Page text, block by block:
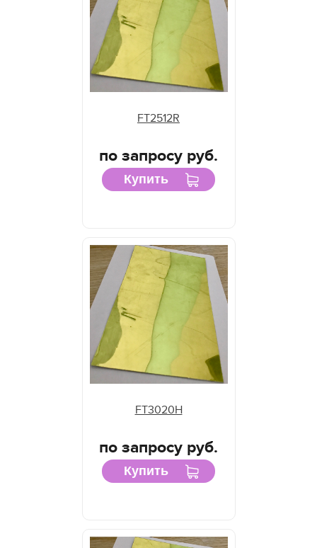
FT2512R
по запросу руб.
Купить
FT3020H
по запросу руб.
Купить